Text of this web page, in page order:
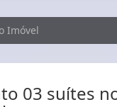
Imóvel
03 suítes